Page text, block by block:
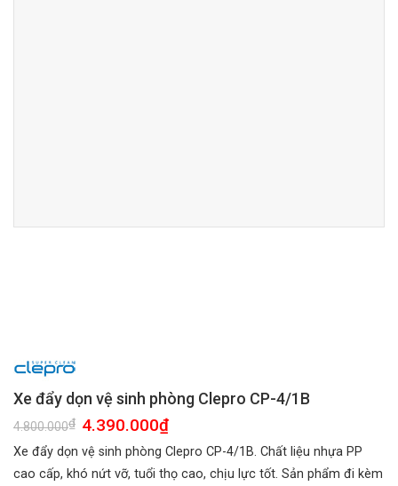
Xe đẩy dọn vệ sinh phòng Clepro CP-4/1B
4.800.000₫ Giá
gốc
là:
4.800.000₫.
4.390.000₫Giá
tại
là:
4.390.000₫.
Xe đẩy dọn vệ sinh phòng Clepro CP-4/1B. Chất liệu nhựa PP
cao cấp, khó nứt vỡ, tuổi thọ cao, chịu lực tốt. Sản phẩm đi kèm